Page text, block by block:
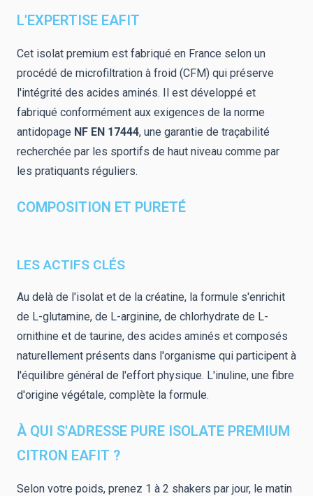
L'EXPERTISE EAFIT
Cet isolat premium est fabriqué en France selon un
procédé de microfiltration à froid (CFM) qui préserve
l'intégrité des acides aminés. Il est développé et
fabriqué conformément aux exigences de la norme
antidopage NF EN 17444, une garantie de traçabilité
recherchée par les sportifs de haut niveau comme par
les pratiquants réguliers.
COMPOSITION ET PURETÉ
LES ACTIFS CLÉS
Au delà de l'isolat et de la créatine, la formule s'enrichit
de L-glutamine, de L-arginine, de chlorhydrate de L-
ornithine et de taurine, des acides aminés et composés
naturellement présents dans l'organisme qui participent à
l'équilibre général de l'effort physique. L'inuline, une fibre
d'origine végétale, complète la formule.
À QUI S'ADRESSE PURE ISOLATE PREMIUM
CITRON EAFIT ?
Selon votre poids, prenez 1 à 2 shakers par jour, le matin